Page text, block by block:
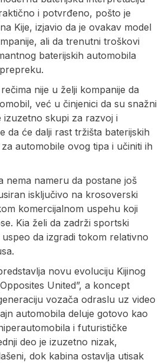
i potvrđeno, pošto je
Kije, izjavio da je ovakav model
ali da trenutni troškovi
baterijskih automobila
nije u želji kompanije da
već u činjenici da su snažni
izuzetno skupi za razvoj i
da će dalji rast tržišta baterijskih
automobile ovog tipa i učiniti ih
nema nameru da postane još
isključivo na krosoverski
komercijalnom uspehu koji
Kia želi da zadrži sportski
da izgradi tokom relativno
novu evoluciju Kijinog
United”, a koncept
vozača odraslu uz video
automobila deluje gotovo kao
i futurističke
deo je izuzetno nizak,
dok kabina ostavlja utisak